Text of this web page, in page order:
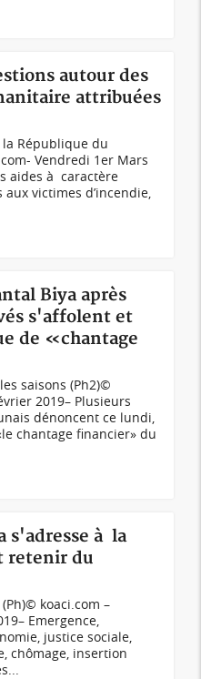
autour des
attribuées
République du
Vendredi 1er Mars
aides à caractère
victimes d’incendie,
Biya après
s'affolent et
de «chantage
saisons (Ph2)©
2019– Plusieurs
dénoncent ce lundi,
chantage financier» du
s'adresse à la
retenir du
koaci.com –
Emergence,
justice sociale,
chômage, insertion